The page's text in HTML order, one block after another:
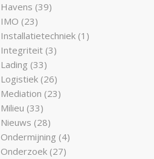
Havens (39)
IMO (23)
Installatietechniek (1)
Integriteit (3)
Lading (33)
Logistiek (26)
Mediation (23)
Milieu (33)
Nieuws (28)
Ondermijning (4)
Onderzoek (27)